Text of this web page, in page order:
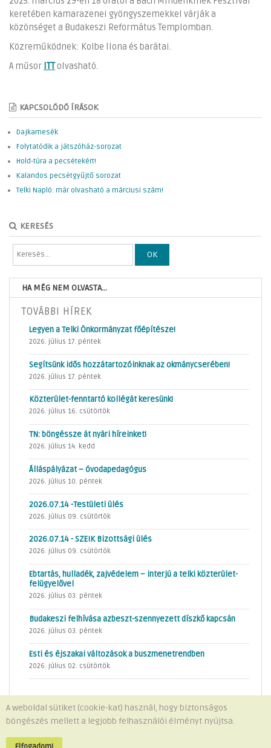
keretében kamarazenei gyöngyszemekkel várják a
közönséget a Budakeszi Református Templomban.
Közreműködnek: Kolbe Ilona és barátai.
A műsor ITTolvasható.
KAPCSOLÓDÓ ÍRÁSOK
Dajkamesék
Folytatódik a játszóház-sorozat
Hold-túra a pecsétekért!
Kalandos pecsétgyűjtő sorozat
Telki Napló: már olvasható a márciusi szám!
KERESÉS
OK
HA MÉG NEM OLVASTA...
TOVÁBBI HÍREK
Legyen a Telki Önkormányzat főépítésze!
2026. július 17. péntek
Segítsünk idős hozzátartozóinknak az okmánycserében!
2026. július 17. péntek
Közterület-fenntartó kollégát keresünk!
2026. július 16. csütörtök
TN: böngéssze át nyári híreinket!
2026. július 14. kedd
Álláspályázat – óvodapedagógus
2026. július 10. péntek
2026.07.14 -Testületi ülés
2026. július 09. csütörtök
2026.07.14 - SZEIK Bizottsági ülés
2026. július 09. csütörtök
Ebtartás, hulladék, zajvédelem – interjú a telki közterület-
felügyelővel
2026. július 03. péntek
Budakeszi felhívása azbeszt-szennyezett díszkő kapcsán
2026. július 03. péntek
Esti és éjszakai változások a buszmenetrendben
2026. július 02. csütörtök
Minden jog fenntartva © 2026 Telki Község Önkormányzata
A weboldal sütiket (cookie-kat) használ, hogy biztonságos
böngészés mellett a legjobb felhasználói élményt nyújtsa.